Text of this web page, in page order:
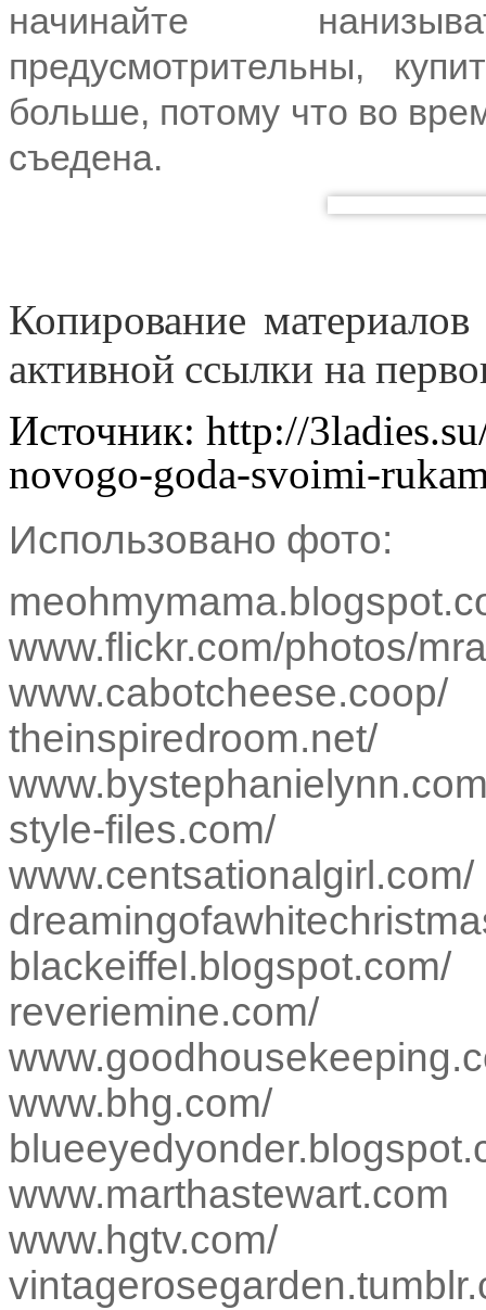
начинайте
предусмотрительны,
больше, потому что во
съедена.
Копирование
активной ссылки на
Источник: http://
novogo-goda-svoimi-
Использовано фото:
www.flickr.com/photos/
www.cabotcheese.coop/
theinspiredroom.net/
style-files.com/
www.centsationalgirl.com/
blackeiffel.blogspot.com/
reveriemine.com/
www.bhg.com/
www.marthastewart.com
www.hgtv.com/